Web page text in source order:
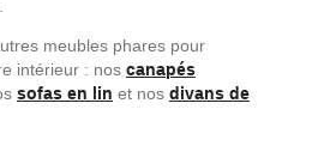
meubles phares pour
intérieur : nos canapés
sofas en lin et nos divans de